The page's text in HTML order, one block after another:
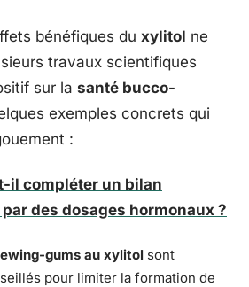
bénéfiques du xylitol ne
travaux scientifiques
sur la santé bucco-
exemples concrets qui
:
il compléter un bilan
des dosages hormonaux ?
gums au xylitol sont
pour limiter la formation de